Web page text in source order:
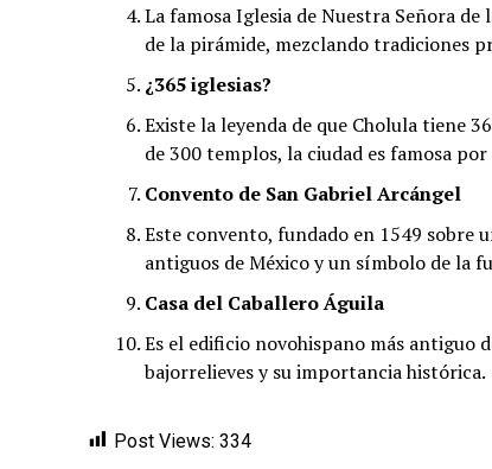
La famosa Iglesia de Nuestra Señora
de la pirámide, mezclando tradiciones
¿365 iglesias?
Existe la leyenda de que Cholula tiene
de 300 templos, la ciudad es famosa
Convento de San Gabriel Arcángel
Este convento, fundado en 1549 sobre
antiguos de México y un símbolo de la
Casa del Caballero Águila
Es el edificio novohispano más antiguo
bajorrelieves y su importancia histórica.
Post Views: 334